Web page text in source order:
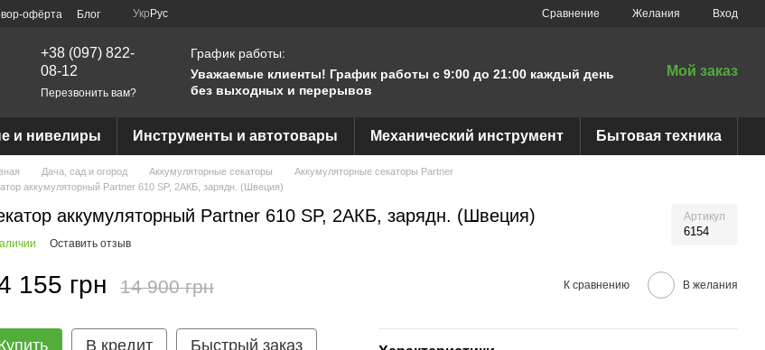
офёрта Блог Укр Рус Сравнение Желания Вход
+38 (097) 822-
08-12
Перезвонить вам?
График работы:
Уважаемые клиенты! График работы с 9:00 до 21:00 каждый день
без выходных и перерывов
Мой заказ
и нивелиры Инструменты и автотовары Механический инструмент Бытовая техника
Дача, сад и огород Аккумуляторные секаторы
Аккумуляторные секаторы Partner
аккумуляторный Partner 610 SP, 2АКБ, зарядн. (Швеция)
аккумуляторный Partner 610 SP, 2АКБ, зарядн. (Швеция) Артикул
6154
Оставить отзыв
155 грн 14 900 грн К сравнению В желания
В кредит Быстрый заказ